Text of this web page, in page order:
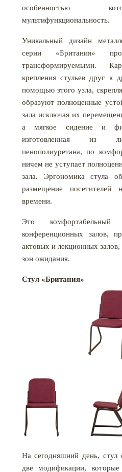
особенностью
мультифункциональность.
Уникальный дизайн
серии «Британия»
трансформируемыми.
крепления стульев друг к
помощью этого узла,
образуют полноценные
зала исключая их
а мягкое сидение и
изготовленная из
пенополиуретана, по
ничем не уступает
зала. Эргономика стула
размещение посетителей
времени.
Это
конференционных залов,
актовых и лекционных
зон ожидания.
Стул «Британия»
На сегодняшний день, стул
две модификации,